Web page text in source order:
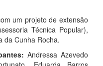
um projeto de extensão
Técnica Popular),
da Cunha Rocha.
Andressa Azevedo